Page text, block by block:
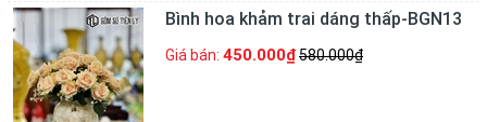
Bình hoa khảm trai dáng thấp-BGN13
Giá bán: 450.000₫580.000₫